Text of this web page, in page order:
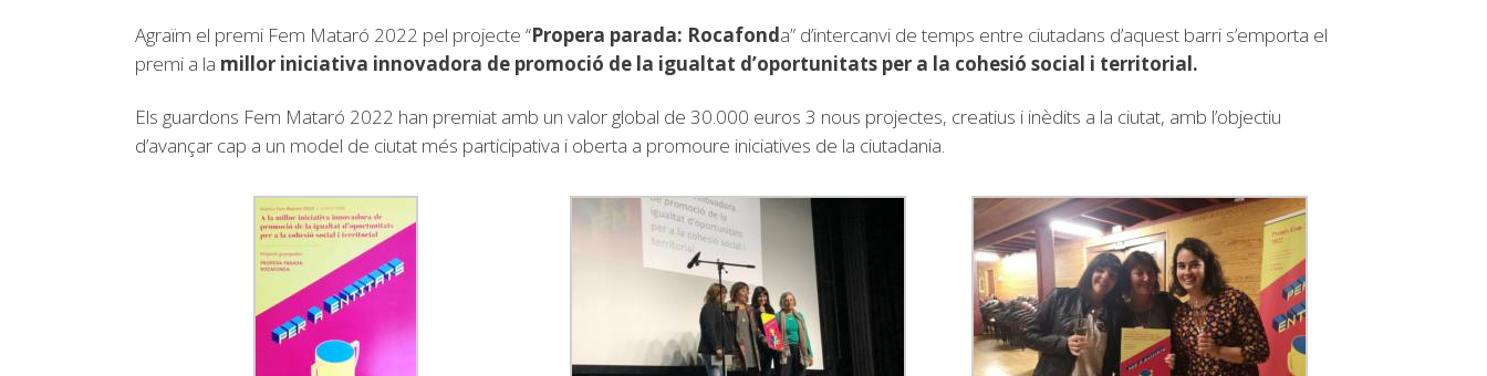
Agraïm el premi Fem Mataró 2022 pel projecte “Propera parada: Rocafonda” d’intercanvi de temps entre ciutadans d’aquest barri s’emporta el
premi a la millor iniciativa innovadora de promoció de la igualtat d’oportunitats per a la cohesió social i territorial.
Els guardons Fem Mataró 2022 han premiat amb un valor global de 30.000 euros 3 nous projectes, creatius i inèdits a la ciutat, amb l’objectiu
d’avançar cap a un model de ciutat més participativa i oberta a promoure iniciatives de la ciutadania.